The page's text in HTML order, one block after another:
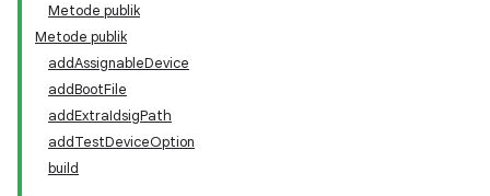
Metode publik
Metode publik
addAssignableDevice
addBootFile
addExtraIdsigPath
addTestDeviceOption
build